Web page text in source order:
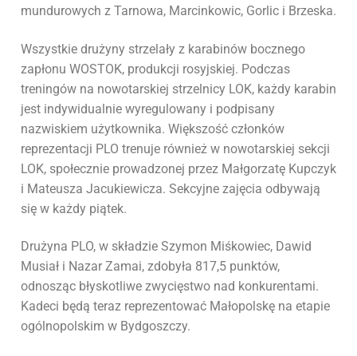
mundurowych z Tarnowa, Marcinkowic, Gorlic i Brzeska.
Wszystkie drużyny strzelały z karabinów bocznego
zapłonu WOSTOK, produkcji rosyjskiej. Podczas
treningów na nowotarskiej strzelnicy LOK, każdy karabin
jest indywidualnie wyregulowany i podpisany
nazwiskiem użytkownika. Większość członków
reprezentacji PLO trenuje również w nowotarskiej sekcji
LOK, społecznie prowadzonej przez Małgorzatę Kupczyk
i Mateusza Jacukiewicza. Sekcyjne zajęcia odbywają
się w każdy piątek.
Drużyna PLO, w składzie Szymon Miśkowiec, Dawid
Musiał i Nazar Zamai, zdobyła 817,5 punktów,
odnosząc błyskotliwe zwycięstwo nad konkurentami.
Kadeci będą teraz reprezentować Małopolskę na etapie
ogólnopolskim w Bydgoszczy.